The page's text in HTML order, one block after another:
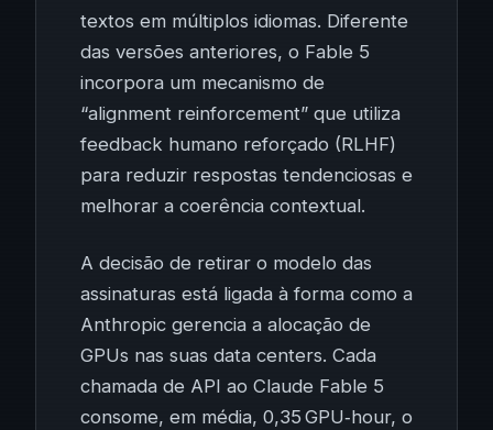
textos em múltiplos idiomas. Diferente
das versões anteriores, o Fable 5
incorpora um mecanismo de
“alignment reinforcement” que utiliza
feedback humano reforçado (RLHF)
para reduzir respostas tendenciosas e
melhorar a coerência contextual.
A decisão de retirar o modelo das
assinaturas está ligada à forma como a
Anthropic gerencia a alocação de
GPUs nas suas data centers. Cada
chamada de API ao Claude Fable 5
consome, em média, 0,35 GPU‑hour, o